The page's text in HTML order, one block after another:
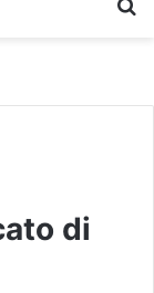
di